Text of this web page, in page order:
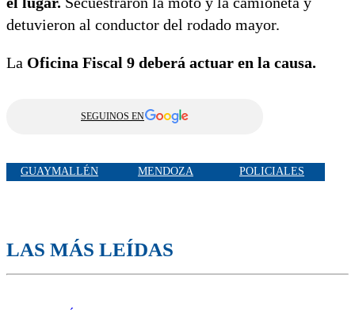
detuvieron al conductor del rodado mayor.
La Oficina Fiscal 9 deberá actuar en la causa.
SEGUINOS EN
GUAYMALLÉN MENDOZA POLICIALES
LAS MÁS LEÍDAS